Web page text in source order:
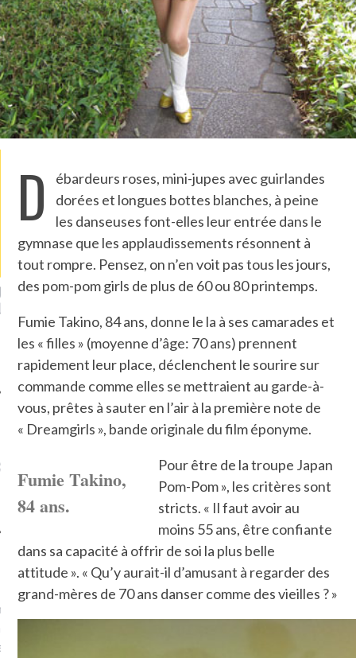
LA PHOTO
ATTACHÉS À LA
DE L’AMBASSADE
À PARIS. POURQUOI
? POUR QUI ?
UN GRONDIN FOURRÉ AUX
LARDONS DANS LA HALLE
DE DAX. ET POURQUOI PAS
?
SUR FACEBOOK
QUI MARCHE
conquis mais en
D
ébardeurs roses, mini-jupes avec guirlandes
dorées et longues bottes blanches, à peine
les danseuses font-elles leur entrée dans le
gymnase que les applaudissements résonnent à
tout rompre. Pensez, on n’en voit pas tous les jours,
des pom-pom girls de plus de 60 ou 80 printemps.
Fumie Takino, 84 ans, donne le la à ses camarades et
les « filles » (moyenne d’âge: 70 ans) prennent
rapidement leur place, déclenchent le sourire sur
commande comme elles se mettraient au garde-à-
vous, prêtes à sauter en l’air à la première note de
« Dreamgirls », bande originale du film éponyme.
Fumie Takino,
84 ans.
Pour être de la troupe Japan
Pom-Pom », les critères sont
stricts. « Il faut avoir au
moins 55 ans, être confiante
dans sa capacité à offrir de soi la plus belle
attitude ». « Qu’y aurait-il d’amusant à regarder des
grand-mères de 70 ans danser comme des vieilles ? »